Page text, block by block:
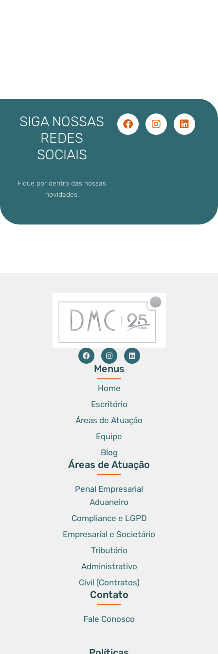
SIGA NOSSAS
REDES
SOCIAIS
Fique por dentro das nossas
novidades.
Menus
Home
Escritório
Áreas de Atuação
Equipe
Blog
Áreas de Atuação
Penal Empresarial
Aduaneiro
Compliance e LGPD
Empresarial e Societário
Tributário
Administrativo
Civil (Contratos)
Contato
Fale Conosco